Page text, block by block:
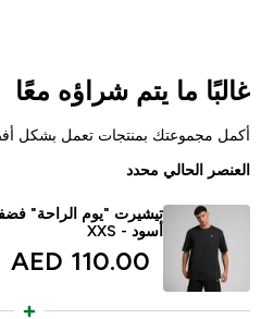
غالبًا ما يتم شراؤه معًا
أكمل مجموعتك بمنتجات تعمل بشكل
العنصر الحالي محدد
أسود - XXS
110.00 AED‎